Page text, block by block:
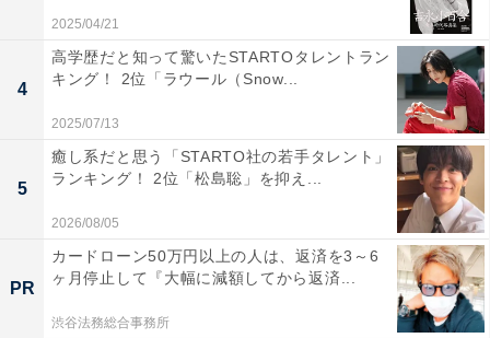
2位には、「仮面ライダー電王」がランクイン！ 2001年
に放送が開始された平成仮面ライダーシリーズ第8弾。
主人公の野上良太郎を演じたのは、初主演でも話題とな
った佐藤健さんです。ライダーのモチーフに鉄道、怪人
に「おとぎ話に登場する生物」を取り入れるなど、大胆
な設定で人気を博しました。
自由回答を見ると、「時間操れる仮面ライダーは痺れま
した！」（東京都／40代女性）や、「自分が一番よく見
2025/04/21
4
高学歴だと知って驚いたSTARTOタレントラン
キング！ 2位「ラウール（Snow...
2025/07/13
5
癒し系だと思う「STARTO社の若手タレント」
ランキング！ 2位「松島聡」を抑え...
2026/08/05
PR
カードローン50万円以上の人は、返済を3～6
ヶ月停止して『大幅に減額してから返済...
渋谷法務総合事務所